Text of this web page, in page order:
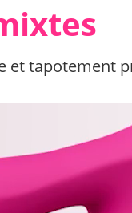
et tapotement